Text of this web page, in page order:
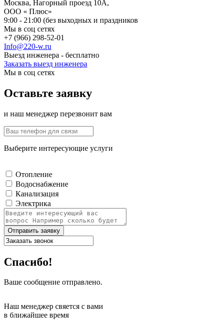
Москва, Нагорный проезд 10А,
ООО « Плюс»
9:00 - 21:00 (без выходных и праздников
Мы в соц сетях
+7 (966) 298-52-01
Info@220-w.ru
Выезд инженера - бесплатно
Заказать выезд инженера
Мы в соц сетях
Оставьте заявку
и наш менеджер перезвонит вам
Выберите интересующие услуги
Отопление
Водоснабжение
Канализация
Электрика
Отправить заявку
Спасибо!
Ваше сообщение отправлено.
Наш менеджер свяется с вами
в ближайшее время